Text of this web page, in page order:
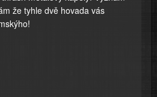
že tyhle dvě hovada vás